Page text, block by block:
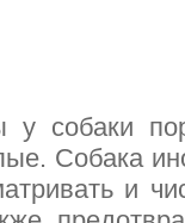
у собаки
Собака
и